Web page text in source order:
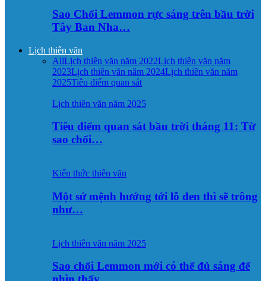
Sao Chổi Lemmon rực sáng trên bầu trời
Tây Ban Nha…
Lịch thiên văn
AllLịch thiên văn năm 2022Lịch thiên văn năm
2023Lịch thiên văn năm 2024Lịch thiên văn năm
2025Tiêu điểm quan sát
Lịch thiên văn năm 2025
Tiêu điểm quan sát bầu trời tháng 11: Từ
sao chổi…
Kiến thức thiên văn
Một sứ mệnh hướng tới lỗ đen thì sẽ trông
như…
Lịch thiên văn năm 2025
Sao chổi Lemmon mới có thể đủ sáng để